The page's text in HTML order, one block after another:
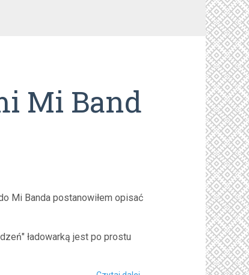
Mi Band
Mi Banda postanowiłem opisać
ładowarką jest po prostu